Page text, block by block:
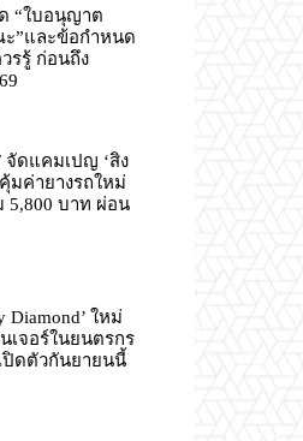
“ใบอนุญาต
”และข้อกำหนด
รรู้ ก่อนถึง
จัดแคมเปญ ‘สิง
มค่ายางรถใหม่
5,800 บาท ผ่อน
Diamond’ ใหม่
เจอร์ในยนตรกร
ปิดตัวกันยายนนี้